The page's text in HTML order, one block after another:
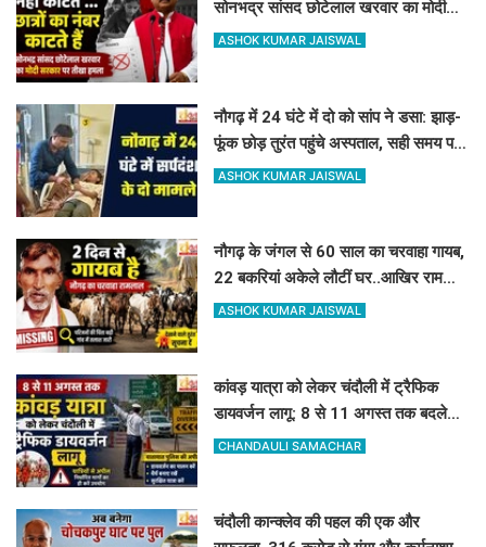
सोनभद्र सांसद छोटेलाल खरवार का मोदी
सरकार पर तीखा हमला
ASHOK KUMAR JAISWAL
नौगढ़ में 24 घंटे में दो को सांप ने डसा: झाड़-
फूंक छोड़ तुरंत पहुंचे अस्पताल, सही समय पर
इलाज से बच गयी जान
ASHOK KUMAR JAISWAL
नौगढ़ के जंगल से 60 साल का चरवाहा गायब,
22 बकरियां अकेले लौटीं घर..आखिर रामलाल
कहां गए?
ASHOK KUMAR JAISWAL
कांवड़ यात्रा को लेकर चंदौली में ट्रैफिक
डायवर्जन लागू: 8 से 11 अगस्त तक बदले
रहेंगे ये रास्ते, देखें पूरी लिस्ट
CHANDAULI SAMACHAR
चंदौली कान्क्लेव की पहल की एक और